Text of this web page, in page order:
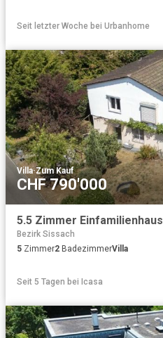
Seit letzter Woche bei Urbanhome
Villa·Zum Kauf
CHF 790'000
5.5 Zimmer Einfamilienhaus
Bezirk Sissach
5 Zimmer2 BadezimmerVilla
Seit 5 Tagen bei Icasa